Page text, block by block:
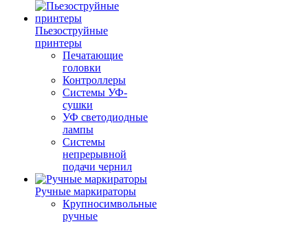
Пьезоструйные
принтеры
Печатающие
головки
Контроллеры
Системы УФ-
сушки
УФ светодиодные
лампы
Системы
непрерывной
подачи чернил
Ручные маркираторы
Крупносимвольные
ручные